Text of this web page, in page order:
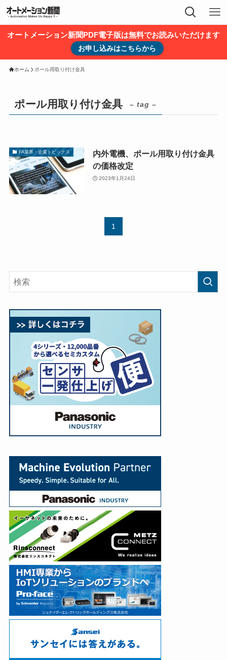
オートメーション新聞PDF電子版は無料でお読みいただけます
お申し込みはこちらから
ホーム ポール用取り付け金具
ポール用取り付け金具 – tag –
FA業界・企業トピックス
内外電機、ポール用取り付け金具
の価格改定
2023年1月24日
1